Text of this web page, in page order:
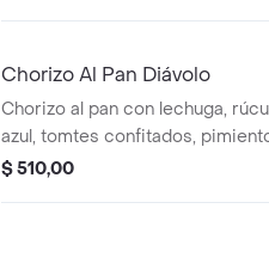
Chorizo Al Pan Diávolo
Chorizo al pan con lechuga,
azul, tomtes confitados,
campanita con papas fritas.
$ 510,00